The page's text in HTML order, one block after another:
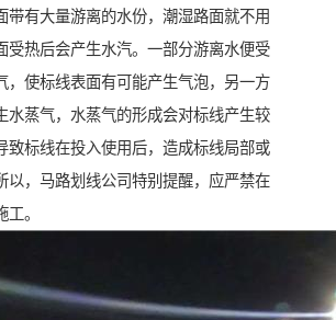
带有大量游离的水份，潮湿路面就不用
受热后会产生水汽。一部分游离水便受
，使标线表面有可能产生气泡，另一方
水蒸气，水蒸气的形成会对标线产生较
致标线在投入使用后，造成标线局部或
以，马路划线公司特别提醒，应严禁在
。